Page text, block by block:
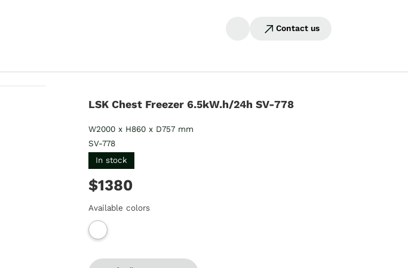
Contact us
LSK Chest Freezer 6.5kW.h/24h SV-778
W2000 x H860 x D757 mm
SV-778
In stock
$1380
Available colors